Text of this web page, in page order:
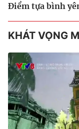
Điểm tựa bình
KHÁT VỌNG